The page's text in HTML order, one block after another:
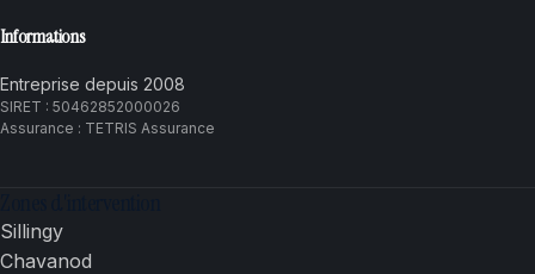
Informations
Entreprise depuis 2008
SIRET : 50462852000026
Assurance : TETRIS Assurance
Sillingy
Chavanod